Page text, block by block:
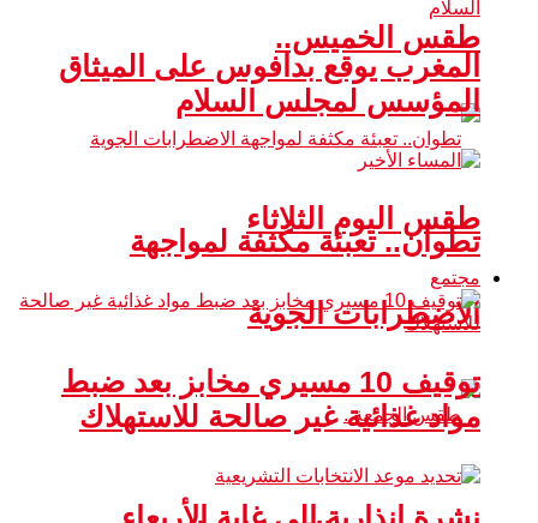
طقس الخميس..
تطوان.. تعبئة مكثفة لمواجهة
الاضطرابات الجوية
المغرب يوقع بدافوس على الميثاق
المؤسس لمجلس السلام
طقس اليوم الثلاثاء
مجتمع
توقيف 10 مسيري مخابز بعد ضبط
مواد غذائية غير صالحة للاستهلاك